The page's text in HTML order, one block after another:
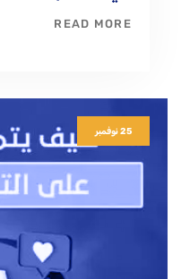
READ MORE
25 نوفمبر